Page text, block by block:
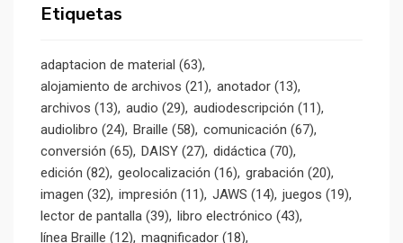
Etiquetas
adaptacion de material (63)
alojamiento de archivos (21) anotador (13)
archivos (13) audio (29) audiodescripción (11)
audiolibro (24) Braille (58) comunicación (67)
conversión (65) DAISY (27) didáctica (70)
edición (82) geolocalización (16) grabación (20)
imagen (32) impresión (11) JAWS (14) juegos (19)
lector de pantalla (39) libro electrónico (43)
línea Braille (12) magnificador (18)